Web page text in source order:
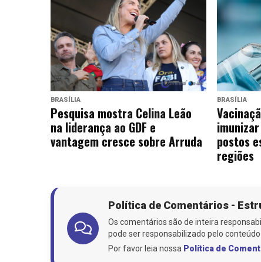
BRASÍLIA
Pesquisa mostra Celina Leão
na liderança ao GDF e
vantagem cresce sobre Arruda
BRASÍLIA
postos
regiões
Política de Comentários -
Os comentários são de inteira
pode ser responsabilizado pelo
Por favor leia nossa Política de